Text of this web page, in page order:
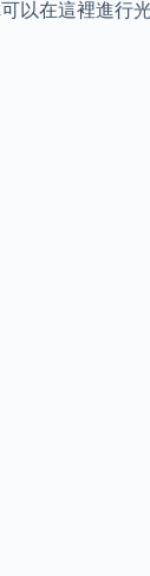
以在這裡進行